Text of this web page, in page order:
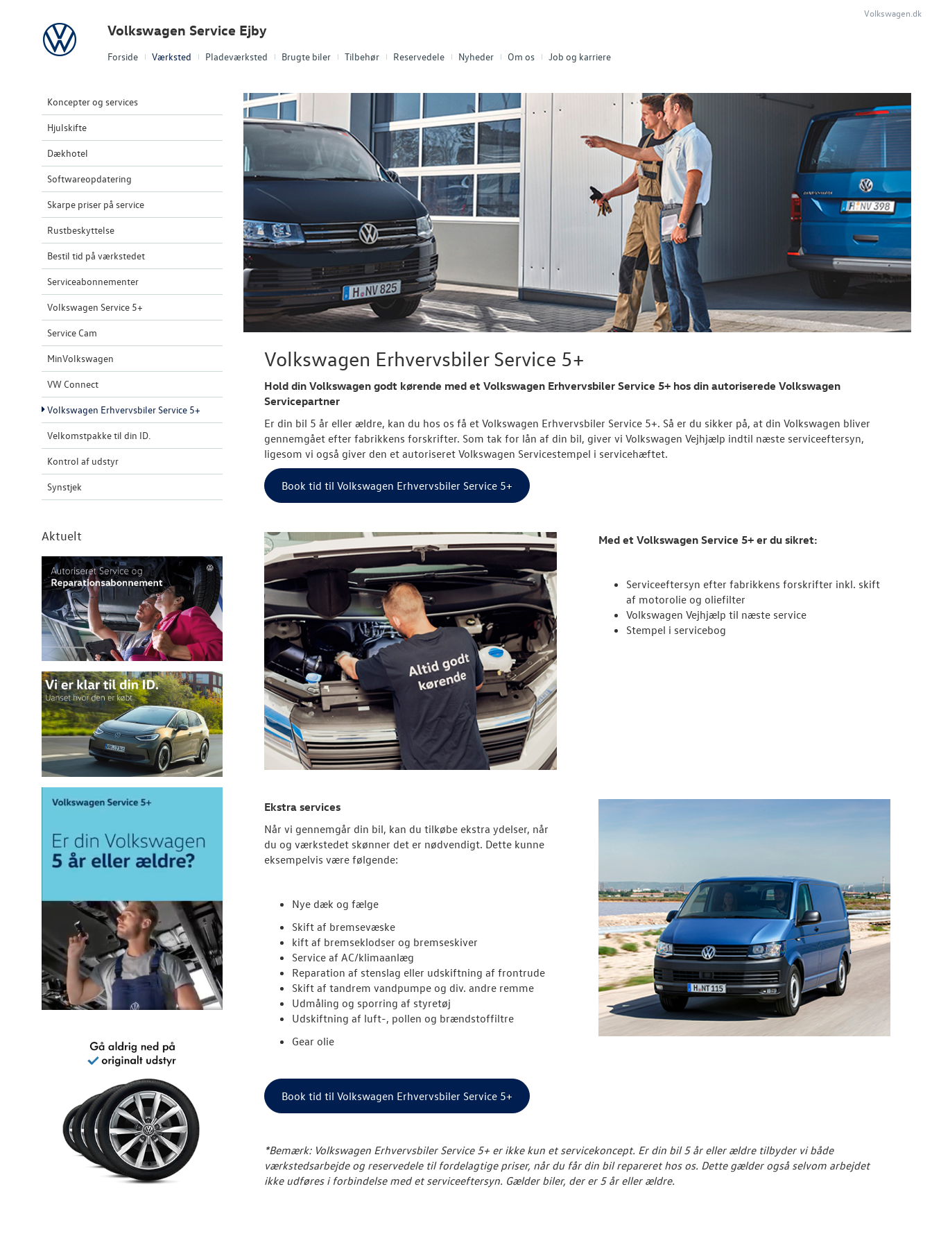
Forside Værksted Pladeværksted Brugte biler Tilbehør Reservedele Nyheder Om os Job og karriere
Volkswagen Volkswagen Service Ejby
Volkswagen.dk
Koncepter og services
Hjulskifte
Dækhotel
Softwareopdatering
Skarpe priser på service
Rustbeskyttelse
Bestil tid på værkstedet
Serviceabonnementer
Volkswagen Service 5+
Service Cam
MinVolkswagen
VW Connect
Volkswagen Erhvervsbiler Service 5+
Velkomstpakke til din ID.
Kontrol af udstyr
Synstjek
Aktuelt
Volkswagen Erhvervsbiler Service 5+
Hold din Volkswagen godt kørende med et Volkswagen Erhvervsbiler Service 5+ hos din autoriserede Volkswagen
Servicepartner
Er din bil 5 år eller ældre, kan du hos os få et Volkswagen Erhvervsbiler Service 5+. Så er du sikker på, at din Volkswagen bliver
gennemgået efter fabrikkens forskrifter. Som tak for lån af din bil, giver vi Volkswagen Vejhjælp indtil næste serviceeftersyn,
ligesom vi også giver den et autoriseret Volkswagen Servicestempel i servicehæftet.
Book tid til Volkswagen Erhvervsbiler Service 5+
Med et Volkswagen Service 5+ er du sikret:
Serviceeftersyn efter fabrikkens forskrifter inkl. skift
af motorolie og oliefilter
Volkswagen Vejhjælp til næste service
Stempel i servicebog
Ekstra services
Når vi gennemgår din bil, kan du tilkøbe ekstra ydelser, når
du og værkstedet skønner det er nødvendigt. Dette kunne
eksempelvis være følgende:
Nye dæk og fælge
Skift af bremsevæske
kift af bremseklodser og bremseskiver
Service af AC/klimaanlæg
Reparation af stenslag eller udskiftning af frontrude
Skift af tandrem vandpumpe og div. andre remme
Udmåling og sporring af styretøj
Udskiftning af luft-, pollen og brændstoffiltre
Gear olie
Book tid til Volkswagen Erhvervsbiler Service 5+
*Bemærk: Volkswagen Erhvervsbiler Service 5+ er ikke kun et servicekoncept. Er din bil 5 år eller ældre tilbyder vi både
værkstedsarbejde og reservedele til fordelagtige priser, når du får din bil repareret hos os. Dette gælder også selvom arbejdet
ikke udføres i forbindelse med et serviceeftersyn. Gælder biler, der er 5 år eller ældre.